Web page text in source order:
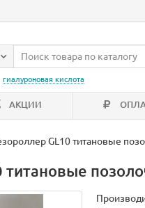
гиалуроновая кислота
АКЦИИ
GL10 титановые
титановые